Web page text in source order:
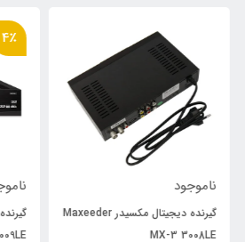
ناموجود
گیرنده دیجیتال مکسیدر Maxeeder
MX-3 3008LE
4٪